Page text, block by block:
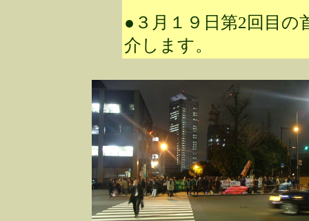
●３月１９日第2回目の
介します。